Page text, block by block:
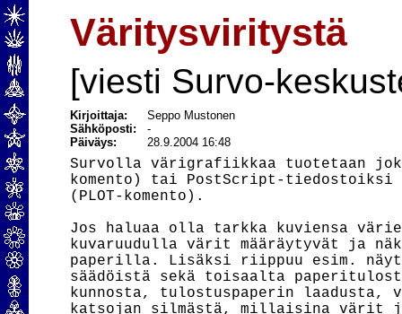
Väritysviritystä
[viesti Survo-
Kirjoittaja:
Seppo Mustonen
Sähköposti:-
Päiväys:
28.9.2004 16:48
Survolla värigrafiikkaa tuotetaan joko
komento) tai PostScript-
(PLOT-komento).
Jos haluaa olla tarkka kuviensa
kuvaruudulla värit määräytyvät ja
paperilla. Lisäksi riippuu esim.
säädöistä sekä toisaalta
kunnosta, tulostuspaperin laadusta,
katsojan silmästä, millaisina värit